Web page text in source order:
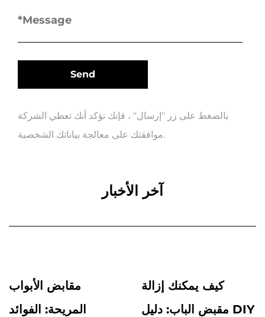
بالضغط على زر "إرسال" ، فإنك تؤكد أنك تعطي الشركة
موافقتك على معالجة بياناتك الشخصية.
آخر الأخبار
مقابض الأبواب
المريحة: الفوائد
كيف يمكنك إزالة
مقبض الباب: دليل DIY